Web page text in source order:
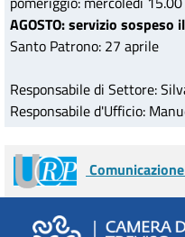
AGOSTO: servizio sospeso
Santo Patrono: 27 aprile
Responsabile di Settore:
Responsabile d'Ufficio: